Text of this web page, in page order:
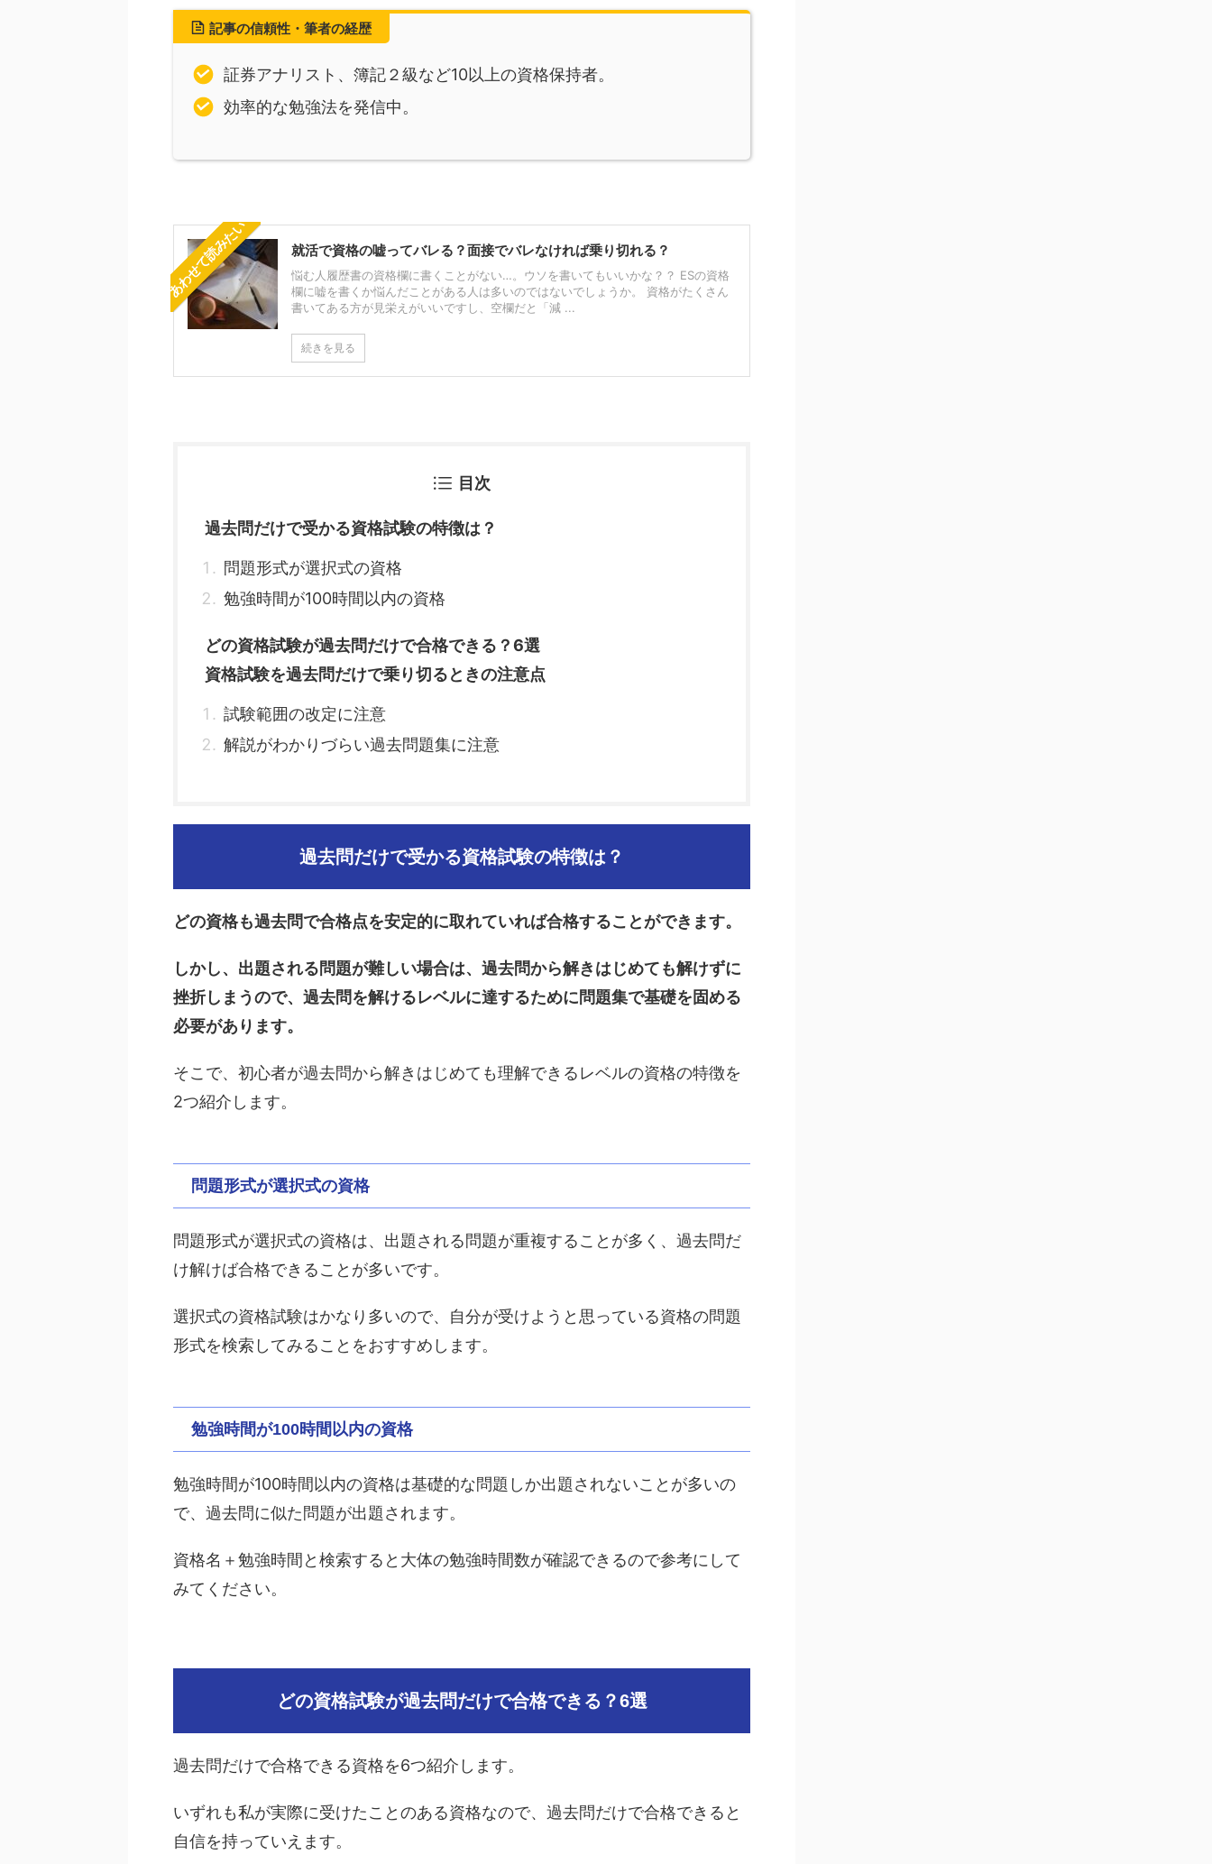
記事の信頼性・筆者の経歴
証券アナリスト、簿記２級など10以上の資格保持者。
効率的な勉強法を発信中。
あわせて読みたい 就活で資格の嘘ってバレる？面接でバレなければ乗り切れる？
悩む人履歴書の資格欄に書くことがない…。ウソを書いてもいいかな？？ ESの資格
欄に嘘を書くか悩んだことがある人は多いのではないでしょうか。 資格がたくさん
書いてある方が見栄えがいいですし、空欄だと「減 ...
続きを見る
目次
過去問だけで受かる資格試験の特徴は？
問題形式が選択式の資格
勉強時間が100時間以内の資格
どの資格試験が過去問だけで合格できる？6選
資格試験を過去問だけで乗り切るときの注意点
試験範囲の改定に注意
解説がわかりづらい過去問題集に注意
過去問だけで受かる資格試験の特徴は？
どの資格も過去問で合格点を安定的に取れていれば合格することができます。
しかし、出題される問題が難しい場合は、過去問から解きはじめても解けずに
挫折しまうので、過去問を解けるレベルに達するために問題集で基礎を固める
必要があります。
そこで、初心者が過去問から解きはじめても理解できるレベルの資格の特徴を
2つ紹介します。
問題形式が選択式の資格
問題形式が選択式の資格は、出題される問題が重複することが多く、過去問だ
け解けば合格できることが多いです。
選択式の資格試験はかなり多いので、自分が受けようと思っている資格の問題
形式を検索してみることをおすすめします。
勉強時間が100時間以内の資格
勉強時間が100時間以内の資格は基礎的な問題しか出題されないことが多いの
で、過去問に似た問題が出題されます。
資格名＋勉強時間と検索すると大体の勉強時間数が確認できるので参考にして
みてください。
どの資格試験が過去問だけで合格できる？6選
過去問だけで合格できる資格を6つ紹介します。
いずれも私が実際に受けたことのある資格なので、過去問だけで合格できると
自信を持っていえます。